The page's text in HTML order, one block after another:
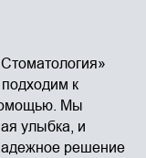
к
Мы
улыбка, и
решение